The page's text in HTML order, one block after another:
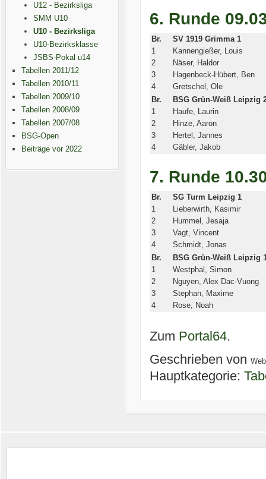
U12 - Bezirksliga
SMM U10
U10 - Bezirksliga
U10-Bezirksklasse
JSBS-Pokal u14
Tabellen 2011/12
Tabellen 2010/11
Tabellen 2009/10
Tabellen 2008/09
Tabellen 2007/08
BSG-Open
Beiträge vor 2022
6. Runde
Br.
SV 1919 Grimma 1
1
Kannengießer, Louis
2
Näser, Haldor
3
Hagenbeck-Hübert, Ben
4
Gretschel, Ole
Br.
BSG Grün-Weiß Leipzig
1
Haufe, Laurin
2
Hinze, Aaron
3
Hertel, Jannes
4
Gäbler, Jakob
7. Runde
Br.
SG Turm Leipzig 1
1
Lieberwirth, Kasimir
2
Hummel, Jesaja
3
Vagt, Vincent
4
Schmidt, Jonas
Br.
BSG Grün-Weiß Leipzig
1
Westphal, Simon
2
Nguyen, Alex Dac-Vuong
3
Stephan, Maxime
4
Rose, Noah
Zum Portal64.
Geschrieben von
Hauptkategorie: